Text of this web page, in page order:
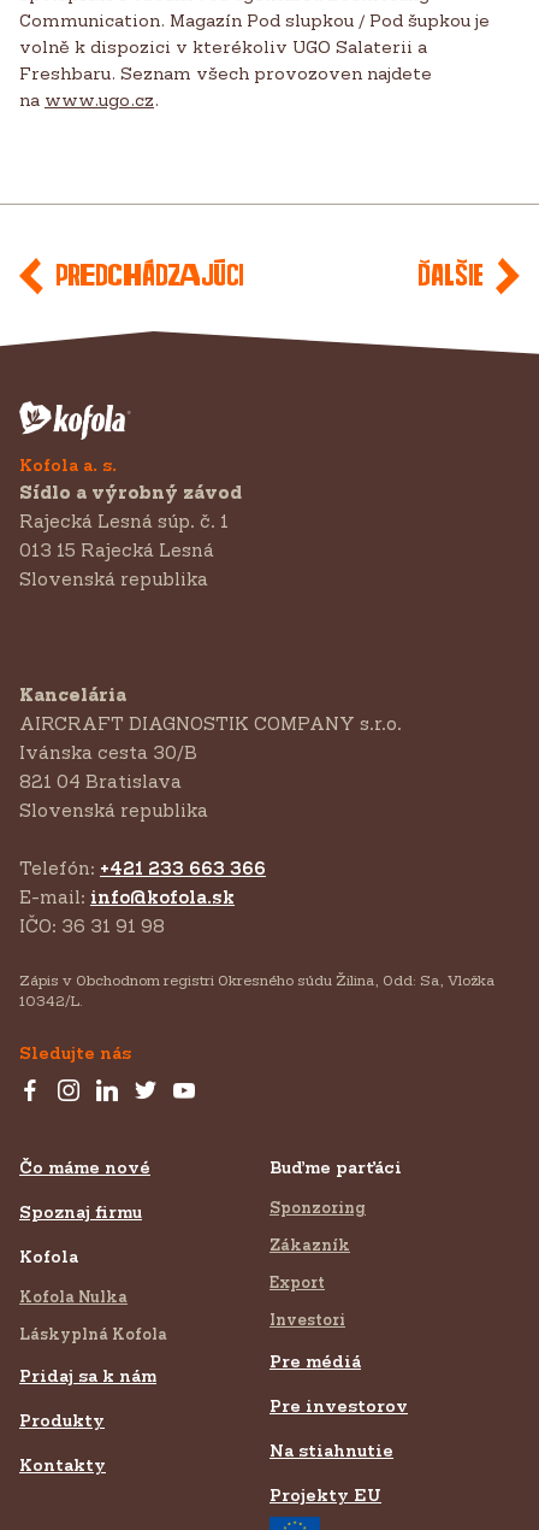
Communication. Magazín Pod slupkou / Pod šupkou je
volně k dispozici v kterékoliv UGO Salaterii a
Freshbaru. Seznam všech provozoven najdete
na www.ugo.cz.
Predchádzajúci Ďalšie
Kofola a. s.
Sídlo a výrobný závod
Rajecká Lesná súp. č. 1
013 15 Rajecká Lesná
Slovenská republika
Kancelária
AIRCRAFT DIAGNOSTIK COMPANY s.r.o.
‍Ivánska cesta 30/B
821 04 Bratislava
Slovenská republika
Telefón: +421 233 663 366
E-mail: info@kofola.sk
IČO: 36 31 91 98
Zápis v Obchodnom registri Okresného súdu Žilina, Odd: Sa, Vložka
10342/L.
Sledujte nás
Čo máme nové
Spoznaj firmu
Kofola
Kofola Nulka
Láskyplná Kofola
Pridaj sa k nám
Produkty
Kontakty
Buďme parťáci
Sponzoring
Zákazník
Export
Investori
Pre médiá
Pre investorov
Na stiahnutie
Projekty EU